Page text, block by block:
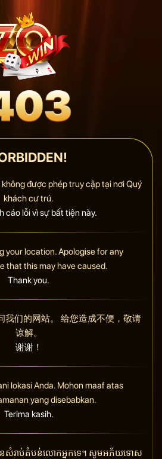
được phép truy cập tại nơi Quý
khách cư trú.
cáo lỗi vì sự bất tiện này.
your location. Apologise for any
that this may have caused.
Thank you.
我们的网站。 给您造成不便，敬请
谅解。
谢谢！
lokasi Anda. Mohon maaf atas
yang disebabkan.
Terima kasih.
នសំរាប់តំបន់លោកអ្នកទេ។ សូមអភ័យទោស